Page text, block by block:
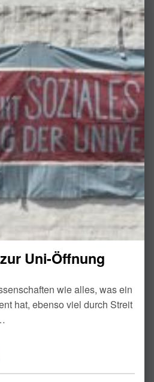
Uni-Öffnung
wie alles, was ein
hat, ebenso viel durch Streit